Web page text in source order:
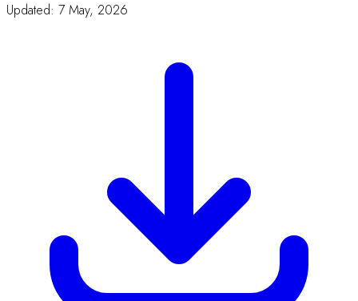
Updated: 7 May, 2026